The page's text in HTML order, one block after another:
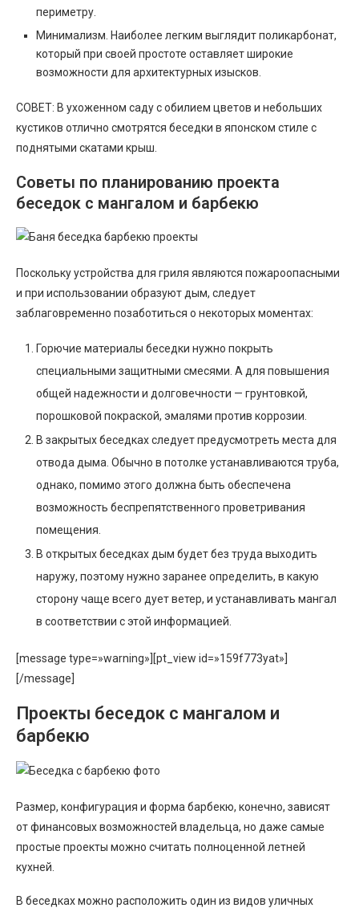
периметру.
Минимализм. Наиболее легким выглядит поликарбонат,
который при своей простоте оставляет широкие
возможности для архитектурных изысков.
СОВЕТ: В ухоженном саду с обилием цветов и небольших
кустиков отлично смотрятся беседки в японском стиле с
поднятыми скатами крыш.
Советы по планированию проекта
беседок с мангалом и барбекю
Поскольку устройства для гриля являются пожароопасными
и при использовании образуют дым, следует
заблаговременно позаботиться о некоторых моментах:
Горючие материалы беседки нужно покрыть
специальными защитными смесями. А для повышения
общей надежности и долговечности — грунтовкой,
порошковой покраской, эмалями против коррозии.
В закрытых беседках следует предусмотреть места для
отвода дыма. Обычно в потолке устанавливаются труба,
однако, помимо этого должна быть обеспечена
возможность беспрепятственного проветривания
помещения.
В открытых беседках дым будет без труда выходить
наружу, поэтому нужно заранее определить, в какую
сторону чаще всего дует ветер, и устанавливать мангал
в соответствии с этой информацией.
[message type=»warning»][pt_view id=»159f773yat»]
[/message]
Проекты беседок с мангалом и
барбекю
Размер, конфигурация и форма барбекю, конечно, зависят
от финансовых возможностей владельца, но даже самые
простые проекты можно считать полноценной летней
кухней.
В беседках можно расположить один из видов уличных